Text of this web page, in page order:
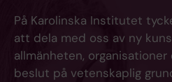
På Karolinska Institutet
att dela med oss av ny
allmänheten,
beslut på vetenskaplig